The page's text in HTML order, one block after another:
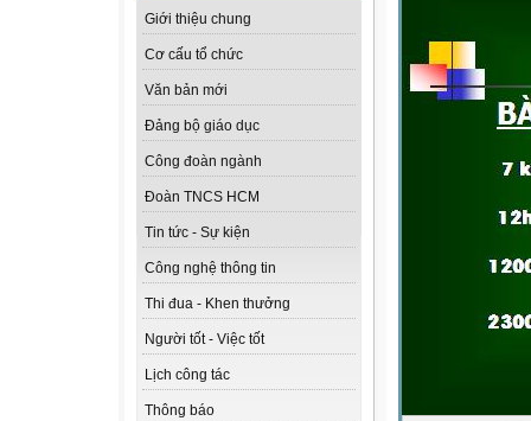
Giới thiệu chung
Cơ cấu tổ chức
Văn bản mới
Đảng bộ giáo dục
Công đoàn ngành
Đoàn TNCS HCM
Tin tức - Sự kiện
Công nghệ thông tin
Thi đua - Khen thưởng
Người tốt - Việc tốt
Lịch công tác
Thông báo